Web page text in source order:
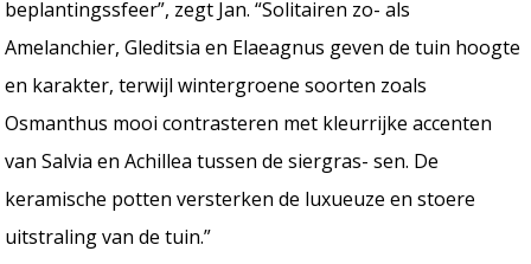
beplantingssfeer”, zegt Jan. “Solitairen zo- als
Amelanchier, Gleditsia en Elaeagnus geven de tuin hoogte
en karakter, terwijl wintergroene soorten zoals
Osmanthus mooi contrasteren met kleurrijke accenten
van Salvia en Achillea tussen de siergras- sen. De
keramische potten versterken de luxueuze en stoere
uitstraling van de tuin.”